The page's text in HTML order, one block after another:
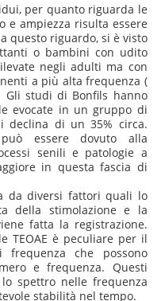
per quanto riguarda le
e ampiezza risulta essere
questo riguardo, si è visto
o bambini con udito
negli adulti ma con
a più alta frequenza (
Gli studi di Bonfils hanno
evocate in un gruppo di
declina di un 35% circa.
essere dovuto alla
senili e patologie a
in questa fascia di
da diversi fattori quali lo
della stimolazione e la
fatta la registrazione.
TEOAE è peculiare per il
che possono
e frequenza. Questi
spettro nelle frequenza
stabilità nel tempo.